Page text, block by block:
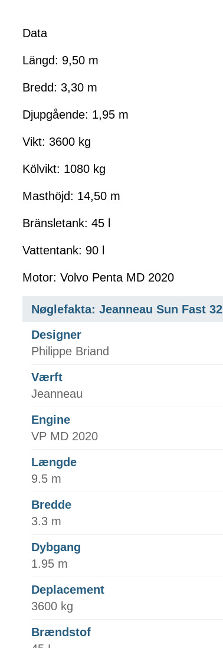
Data
Längd: 9,50 m
Bredd: 3,30 m
Djupgående: 1,95 m
Vikt: 3600 kg
Kölvikt: 1080 kg
Masthöjd: 14,50 m
Bränsletank: 45 l
Vattentank: 90 l
Motor: Volvo Penta MD 2020
Nøglefakta: Jeanneau Sun Fast 32
Designer
Philippe Briand
Værft
Jeanneau
Engine
VP MD 2020
Længde
9.5 m
Bredde
3.3 m
Dybgang
1.95 m
Deplacement
3600 kg
Brændstof